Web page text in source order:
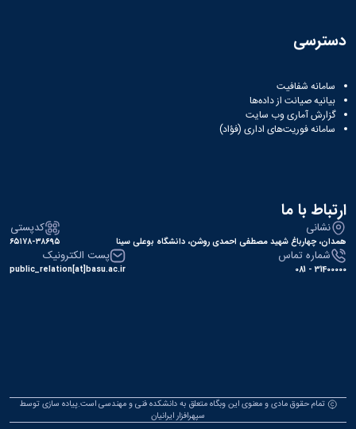
دسترسی
سامانه شفافیت
بیانیه صیانت از داده‌ها
گزارش آماری وب‌ سایت
سامانه فوریت‌های اداری (فؤاد)
ارتباط با ما
نشانی
همدان، چهارباغ شهید مصطفی احمدی روشن، دانشگاه بوعلی سینا
کدپستی
۶۵۱۷۸-۳۸۶۹۵
شماره تماس
31400000 - 081
پست الکترونیک
public_relation[at]basu.ac.ir
تمام حقوق مادی و معنوی این وبگاه متعلق به دانشکده فنی و مهندسی است.پیاده سازی توسط
سپهرافزار ایرانیان